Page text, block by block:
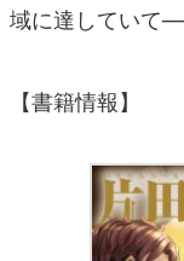
域に達していて
【書籍情報】